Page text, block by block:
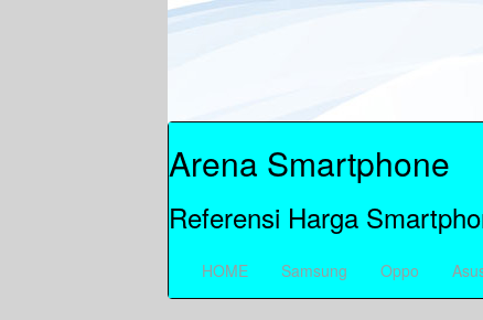
Arena Smartphone
Referensi Harga
HOME Samsung Oppo